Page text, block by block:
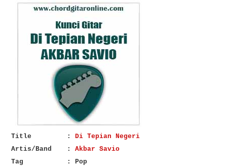
Title : Di Tepian Negeri
Artis/Band
: Akbar Savio
Tag
: Pop